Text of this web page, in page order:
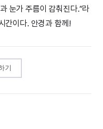
눈가 주름이 감춰진다.”라
간이다. 안경과 함께!
기